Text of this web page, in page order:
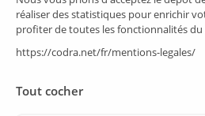
Supervision/SCADA
Suivi énergie
MES